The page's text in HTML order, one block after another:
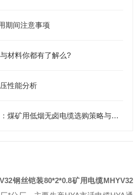
期间注意事项
材料你都有了解么?
性能分析
井下生命线的抉择：煤矿用低烟无卤电缆选购策略与规范深度剖析
钢丝铠装80*2*0.8矿用电缆MHYV32